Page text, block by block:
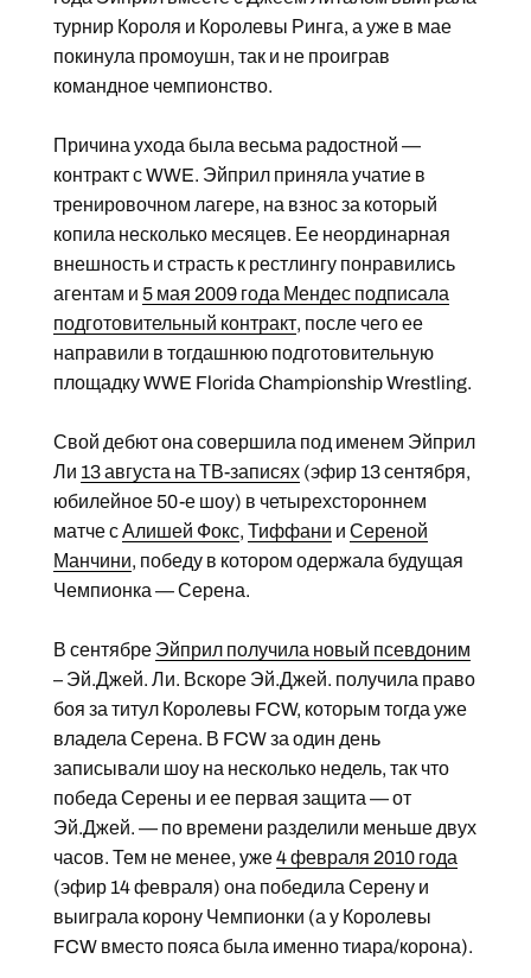
турнир Короля и Королевы Ринга, а уже в мае
покинула промоушн, так и не проиграв
командное чемпионство.
Причина ухода была весьма радостной —
контракт с WWE. Эйприл приняла учатие в
тренировочном лагере, на взнос за который
копила несколько месяцев. Ее неординарная
внешность и страсть к рестлингу понравились
агентам и 5 мая 2009 года Мендес подписала
подготовительный контракт, после чего ее
направили в тогдашнюю подготовительную
площадку WWE Florida Championship Wrestling.
Свой дебют она совершила под именем Эйприл
Ли 13 августа на ТВ-записях(эфир 13 сентября,
юбилейное 50-е шоу) в четырехстороннем
матче сАлишей Фокс, Тиффани и Сереной
Манчини, победу в котором одержала будущая
Чемпионка — Серена.
В сентябре Эйприл получила новый псевдоним
– Эй.Джей. Ли. Вскоре Эй.Джей. получила право
боя за титул Королевы FCW, которым тогда уже
владела Серена. В FCW за один день
записывали шоу на несколько недель, так что
победа Серены и ее первая защита — от
Эй.Джей. — по времени разделили меньше двух
часов. Тем не менее, уже4 февраля 2010 года
(эфир 14 февраля) она победила Серену и
выиграла корону Чемпионки (а у Королевы
FCW вместо пояса была именно тиара/корона).